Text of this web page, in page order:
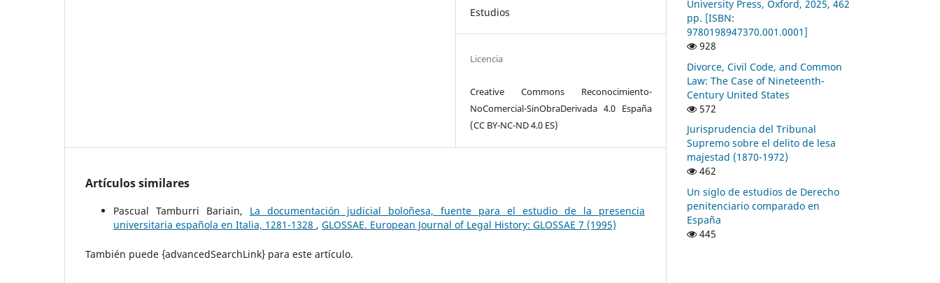
Estudios
Licencia
Creative Commons Reconocimiento-
NoComercial-SinObraDerivada 4.0 España
(CC BY-NC-ND 4.0 ES)
Artículos similares
Pascual Tamburri Bariain, La documentación judicial boloñesa, fuente para el estudio de la presencia
universitaria española en Italia, 1281-1328 , GLOSSAE. European Journal of Legal History: GLOSSAE 7 (1995)
También puede {advancedSearchLink} para este artículo.
University Press, Oxford, 2025, 462
pp. [ISBN:
9780198947370.001.0001]
928
Divorce, Civil Code, and Common
Law: The Case of Nineteenth-
Century United States
572
Jurisprudencia del Tribunal
Supremo sobre el delito de lesa
majestad (1870-1972)
462
Un siglo de estudios de Derecho
penitenciario comparado en
España
445